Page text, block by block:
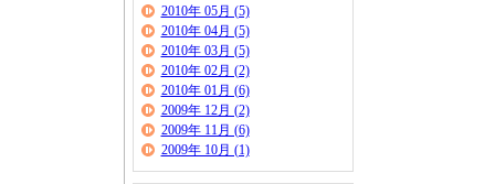
2010年 05月 (5)
2010年 04月 (5)
2010年 03月 (5)
2010年 02月 (2)
2010年 01月 (6)
2009年 12月 (2)
2009年 11月 (6)
2009年 10月 (1)